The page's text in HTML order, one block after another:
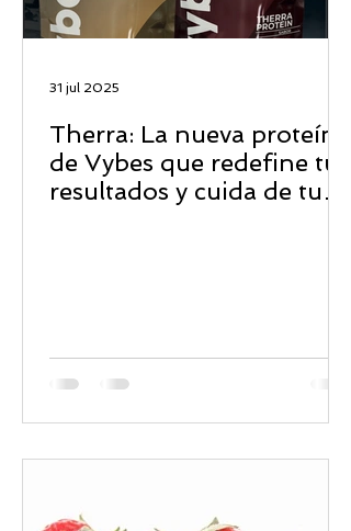
Therra: La nueva proteína
de Vybes que redefine tus
resultados y cuida de tu
31 jul 2025